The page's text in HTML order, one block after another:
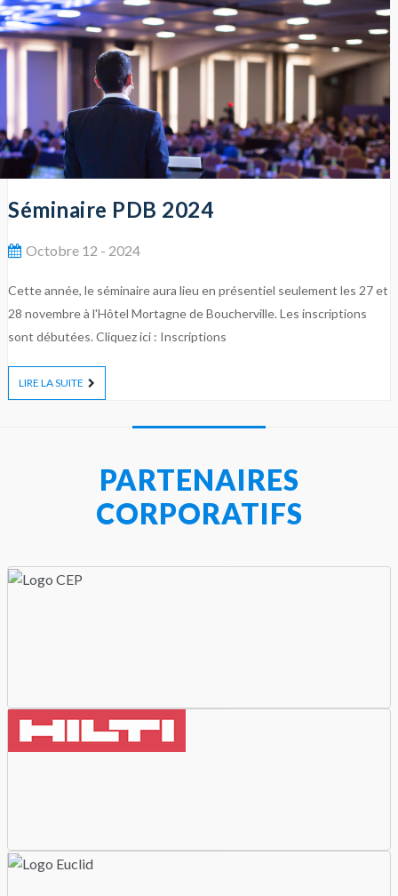
Séminaire PDB 2024
Octobre 12 - 2024
Cette année, le séminaire aura lieu en présentiel seulement les 27 et
28 novembre à l'Hôtel Mortagne de Boucherville. Les inscriptions
sont débutées. Cliquez ici : Inscriptions
LIRE LA SUITE
PARTENAIRES
CORPORATIFS